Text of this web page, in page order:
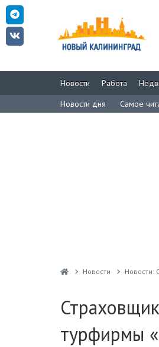
Новости Работа
Новости дня
Самое
Новости Новости:
турфирмы